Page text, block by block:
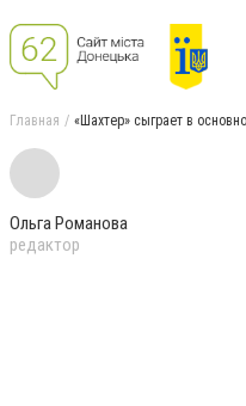
Главная «Шахтер» сыграет в
Ольга Романова
редактор